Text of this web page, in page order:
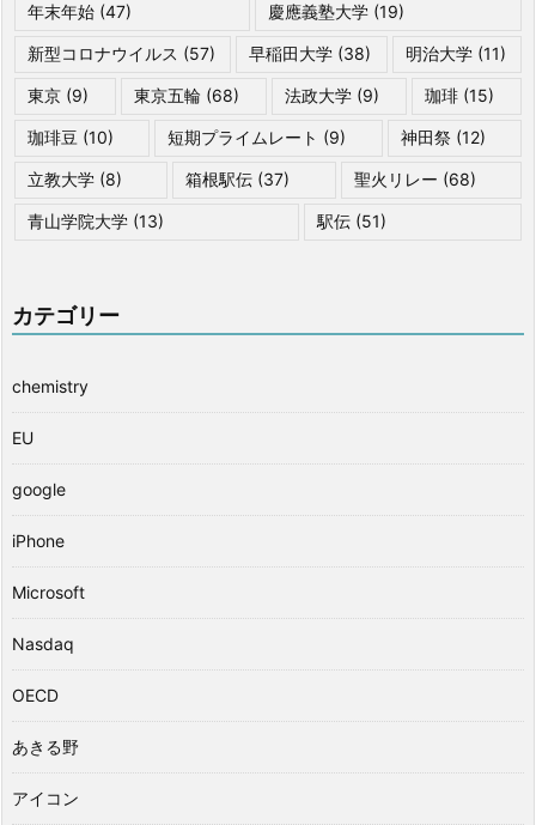
年末年始 (47) 慶應義塾大学(19)
新型コロナウイルス (57) 早稲田大学 (38) 明治大学(11)
東京 (9) 東京五輪 (68) 法政大学 (9) 珈琲 (15)
珈琲豆 (10) 短期プライムレート (9) 神田祭(12)
立教大学 (8) 箱根駅伝 (37) 聖火リレー (68)
青山学院大学 (13) 駅伝 (51)
カテゴリー
chemistry
EU
google
iPhone
Microsoft
Nasdaq
OECD
あきる野
アイコン